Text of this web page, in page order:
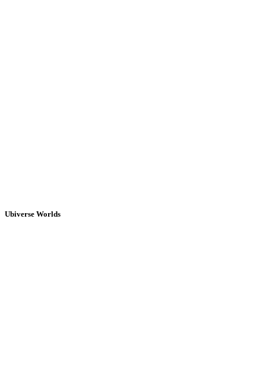
Ubiverse Worlds